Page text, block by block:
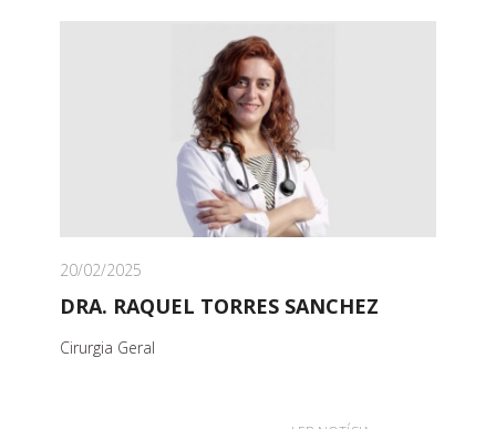
20/02/2025
DRA. RAQUEL TORRES SANCHEZ
Cirurgia Geral